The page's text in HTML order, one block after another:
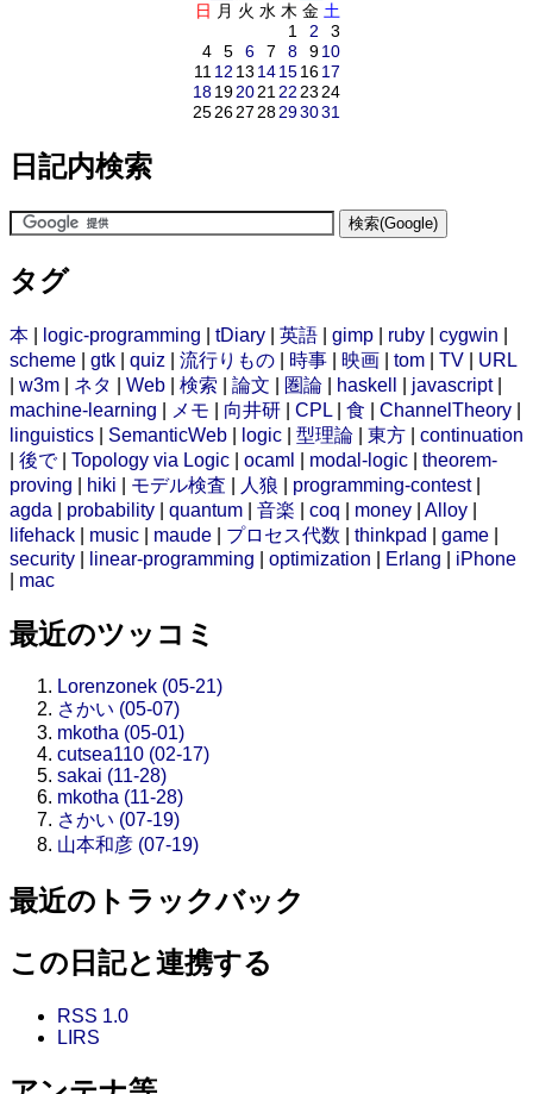
日 月 火 水 木 金 土
1
2
3
4
5 6 7 8 910
11 12 13 14151617
18192021 22 23 24
252627 28293031
日記内検索
タグ
本 logic-programming tDiary 英語 gimp ruby cygwin
scheme
gtk quiz 流行りもの 時事 映画 tom TV
URL
w3m ネタ Web 検索 論文 圏論 haskell javascript|
machine-learning
メモ 向井研 CPL 食 ChannelTheory
linguistics
SemanticWeb logic 型理論 東方
continuation
後で| Topology via Logic ocaml modal-logic
theorem-
proving
hiki モデル検査 人狼 programming-contest|
agda
probability quantum 音楽 coq money Alloy
lifehack
music maude プロセス代数 thinkpad game
security
linear-programming optimization Erlang
iPhone
mac
最近のツッコミ
Lorenzonek (05-21)
さかい (05-07)
mkotha (05-01)
cutsea110 (02-17)
sakai (11-28)
mkotha (11-28)
さかい (07-19)
山本和彦 (07-19)
最近のトラックバック
この日記と連携する
RSS 1.0
LIRS